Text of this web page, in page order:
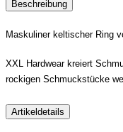
Beschreibung
Maskuliner keltischer Ring
XXL Hardwear kreiert
rockigen Schmuckstücke
Artikeldetails